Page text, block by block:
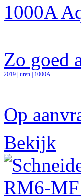
1000A
Zo goed
2019 | uren | 1000A
Op
Bekijk